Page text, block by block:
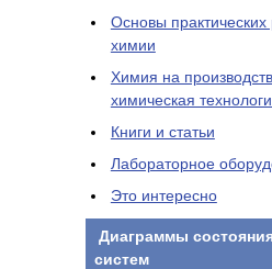
Основы практических
химии
Химия на
химическая
Книги и статьи
Лабораторное
Это интересно
Диаграммы
систем